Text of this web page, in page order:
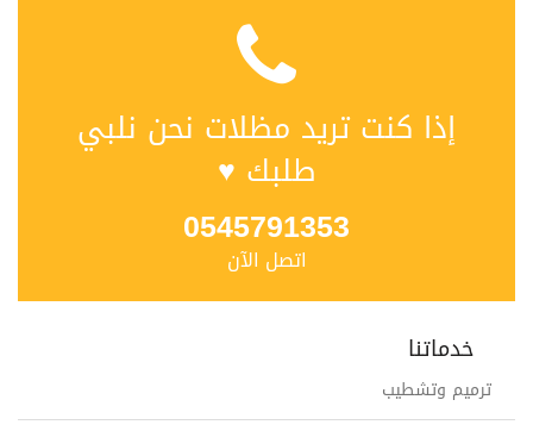
إذا كنت تريد مظلات نحن نلبي
طلبك ♥
0545791353
اتصل الآن
خدماتنا
ترميم وتشطيب